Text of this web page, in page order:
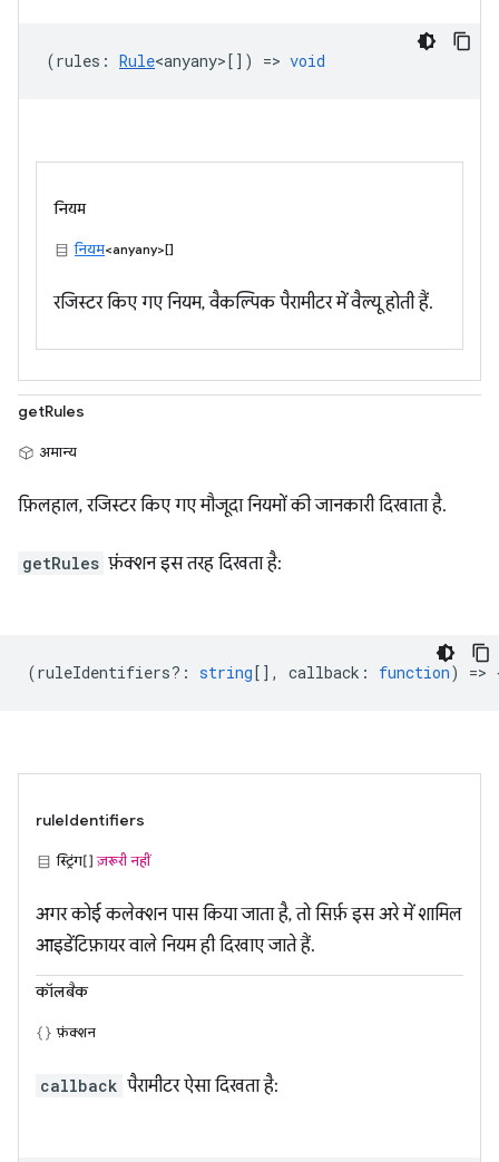
(rules : Rule<anyany>[]) => void
नियम
नियम<anyany>[]
रजिस्टर किए गए नियम, वैकल्पिक पैरामीटर में वैल्यू होती हैं.
getRules
अमान्य
फ़िलहाल, रजिस्टर किए गए मौजूदा नियमों की जानकारी दिखाता है.
getRules फ़ंक्शन इस तरह दिखता है:
(ruleIdentifiers? : string[], callback : function)
ruleIdentifiers
स्ट्रिंग[]ज़रूरी नहीं
अगर कोई कलेक्शन पास किया जाता है, तो सिर्फ़ इस अरे में शामिल
आइडेंटिफ़ायर वाले नियम ही दिखाए जाते हैं.
कॉलबैक
फ़ंक्शन
callback पैरामीटर ऐसा दिखता है: